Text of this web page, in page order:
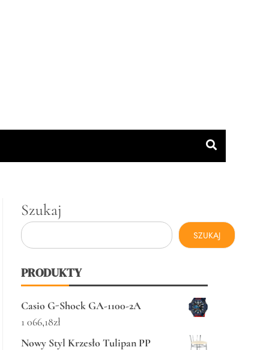
Szukaj
SZUKAJ
PRODUKTY
Casio G-Shock GA-1100-2A
1 066,18zł
Nowy Styl Krzesło Tulipan PP